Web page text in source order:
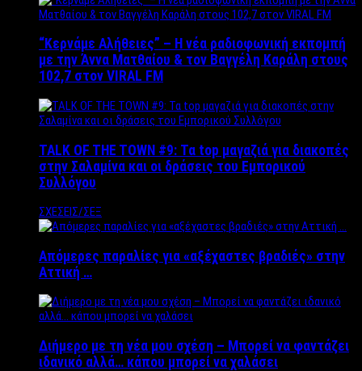
“Kερνάμε Αλήθειες” – Η νέα ραδιοφωνική εκπομπή
με την Άννα Ματθαίου & τον Βαγγέλη Καράλη στους
102,7 στον VIRAL FM
TALK OF THE TOWN #9: Τα top μαγαζιά για διακοπές
στην Σαλαμίνα και οι δράσεις του Εμπορικού
Συλλόγου
ΣΧΕΣΕΙΣ/ΣΕΞ
Απόμερες παραλίες για «αξέχαστες βραδιές» στην
Αττική …
Διήμερο με τη νέα μου σχέση – Μπορεί να φαντάζει
ιδανικό αλλά… κάπου μπορεί να χαλάσει